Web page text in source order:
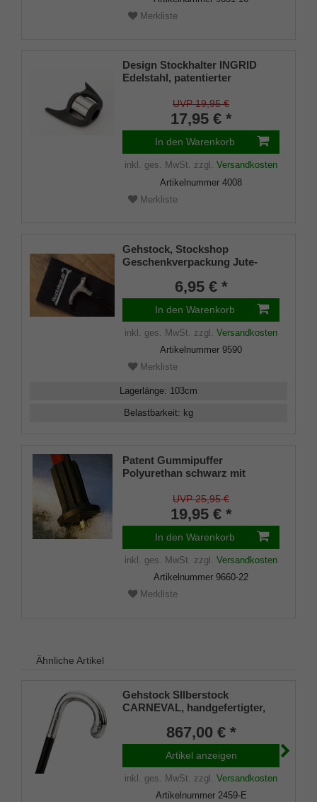
Merkliste
Design Stockhalter INGRID
Edelstahl, patentierter
(18 - 22mm), Weichgummi
UVP 19,95 €
17,95 € *
In den Warenkorb
inkl. ges. MwSt. zzgl. Versandkosten
Artikelnummer 4008
Merkliste
Gehstock, Stockshop
Geschenkverpackung Jute-
Klettverschluss6,95 € *
In den Warenkorb
inkl. ges. MwSt. zzgl. Versandkosten
Artikelnummer 9590
Merkliste
Lagerlänge: 103cm
Belastbarkeit: kg
Patent Gummipuffer
Polyurethan schwarz mit
Gehstöcke aus Holz und Metall,
flexibler Schaft für
Durchmesser von ca. 17-22 mm
UVP 25,95 €
19,95 € *
In den Warenkorb
inkl. ges. MwSt. zzgl. Versandkosten
Artikelnummer 9660-22
Merkliste
Ähnliche Artikel
Gehstock SIlberstock
CARNEVAL, handgefertigter,
echtem 925/1000 Sterling
Silber, aufgesetzt auf einen
Stock aus edlem Makassar
Ebenholz, inklusiv
Schlankpuffer.
867,00 € *
Artikel anzeigen
inkl. ges. MwSt. zzgl. Versandkosten
Artikelnummer 2459-E